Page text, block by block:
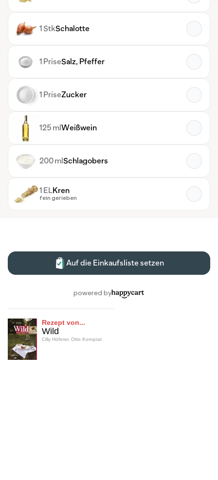
Rezept von...
Wild
Cilly Höferer, Otto Kornprat